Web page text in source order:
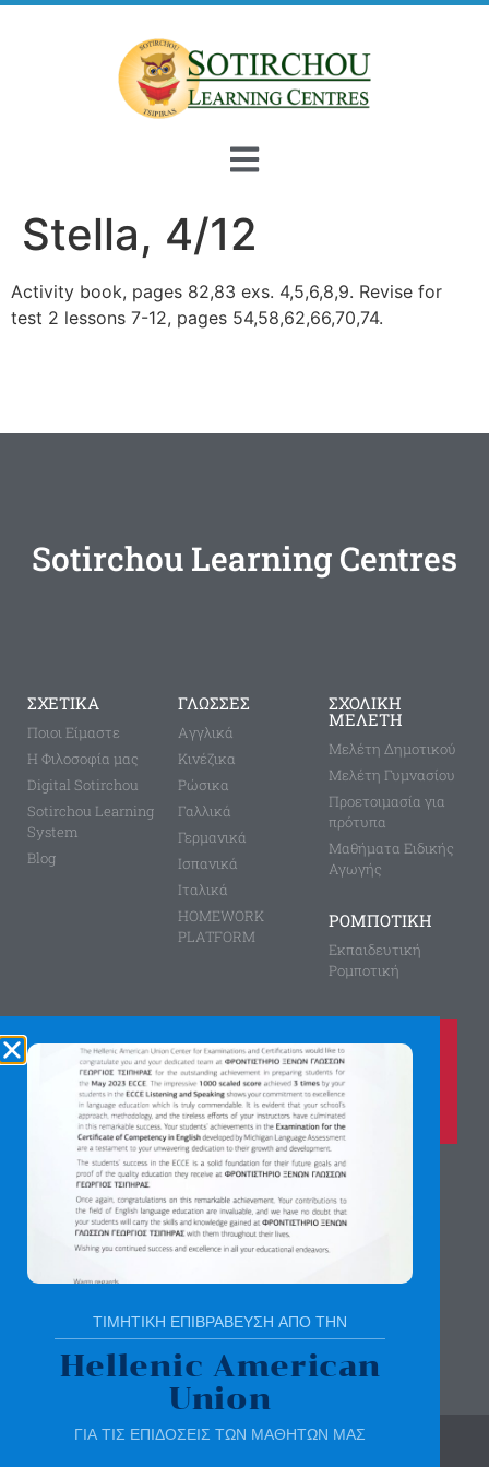
Stella, 4/12
Activity book, pages 82,83 exs. 4,5,6,8,9. Revise for
test 2 lessons 7-12, pages 54,58,62,66,70,74.
Sotirchou Learning Centres
ΣΧΕΤΙΚΑ
Ποιοι Είμαστε
Η Φιλοσοφία μας
Digital Sotirchou
Sotirchou Learning
System
Blog
ΓΛΩΣΣΕΣ
Aγγλικά
Κινέζικα
Ρώσικα
Γαλλικά
Γερμανικά
Ισπανικά
Ιταλικά
HOMEWORK
PLATFORM
ΣΧΟΛΙΚΗ
ΜΕΛΕΤΗ
Μελέτη Δημοτικού
Μελέτη Γυμνασίου
Προετοιμασία για
πρότυπα
Μαθήματα Ειδικής
Αγωγής
ΡΟΜΠΟΤΙΚΗ
Εκπαιδευτική
Ρομποτική
Καλέστε μας τώρα στο
210 8028149
για περισσότερες πληροφορίες
Αγίας Παρασκευής 8, Άνω Πεύκη
Αργύρη Γεωργίου 2, Λυκόβρυση
Πατήστε εδώ για χάρτη
© All rights reserved | sotirchou.gr
ΤΙΜΗΤΙΚΗ ΕΠΙΒΡΑΒΕΥΣΗ ΑΠΟ ΤΗΝ
Hellenic American
Union
ΓΙΑ ΤΙΣ ΕΠΙΔΟΣΕΙΣ ΤΩΝ ΜΑΘΗΤΩΝ ΜΑΣ